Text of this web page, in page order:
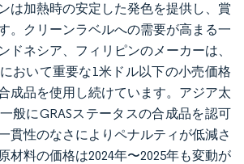
は加熱時の安定した発色を提供し、賞
。クリーンラベルへの需要が高まる一
ドネシア、フィリピンのメーカーは、
おいて重要な1米ドル以下の小売価格
成品を使用し続けています。アジア太
般にGRASステータスの合成品を認可
貫性のなさによりペナルティが低減さ
材料の価格は2024年〜2025年も変動が